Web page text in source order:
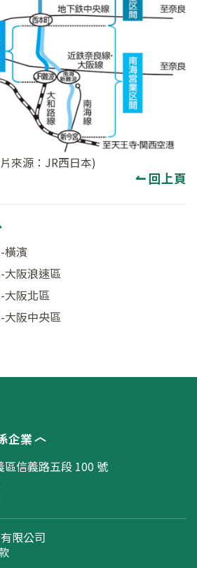
來源：JR西日本)
↼ 回上頁
橫濱
大阪浪速區
大阪北區
大阪中央區
企業
區信義路五段 100 號
限公司